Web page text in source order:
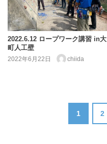
2022.6.12 ロープワーク講習 in大
町人工壁
2022年6月22日 chiida
1 2